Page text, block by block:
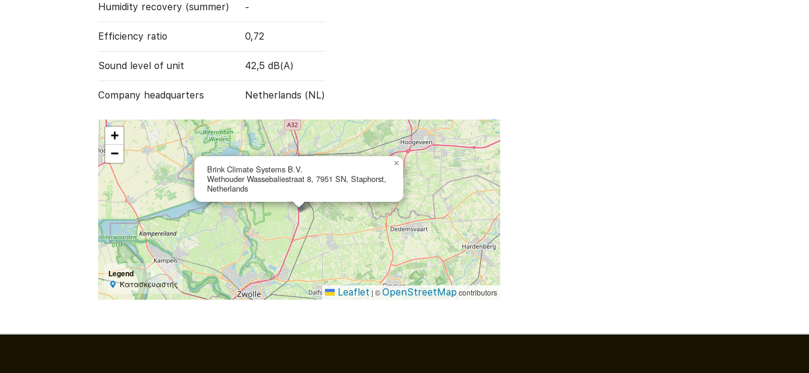
Humidity recovery (summer) -
Efficiency ratio 0,72
Sound level of unit 42,5 dB(A)
Company headquarters Netherlands (NL)
Brink Climate Systems B.V.
Wethouder Wassebaliestraat 8, 7951 SN, Staphorst,
Netherlands
×
+
−
Legend
Κατασκευαστής
Leaflet | ©OpenStreetMap contributors